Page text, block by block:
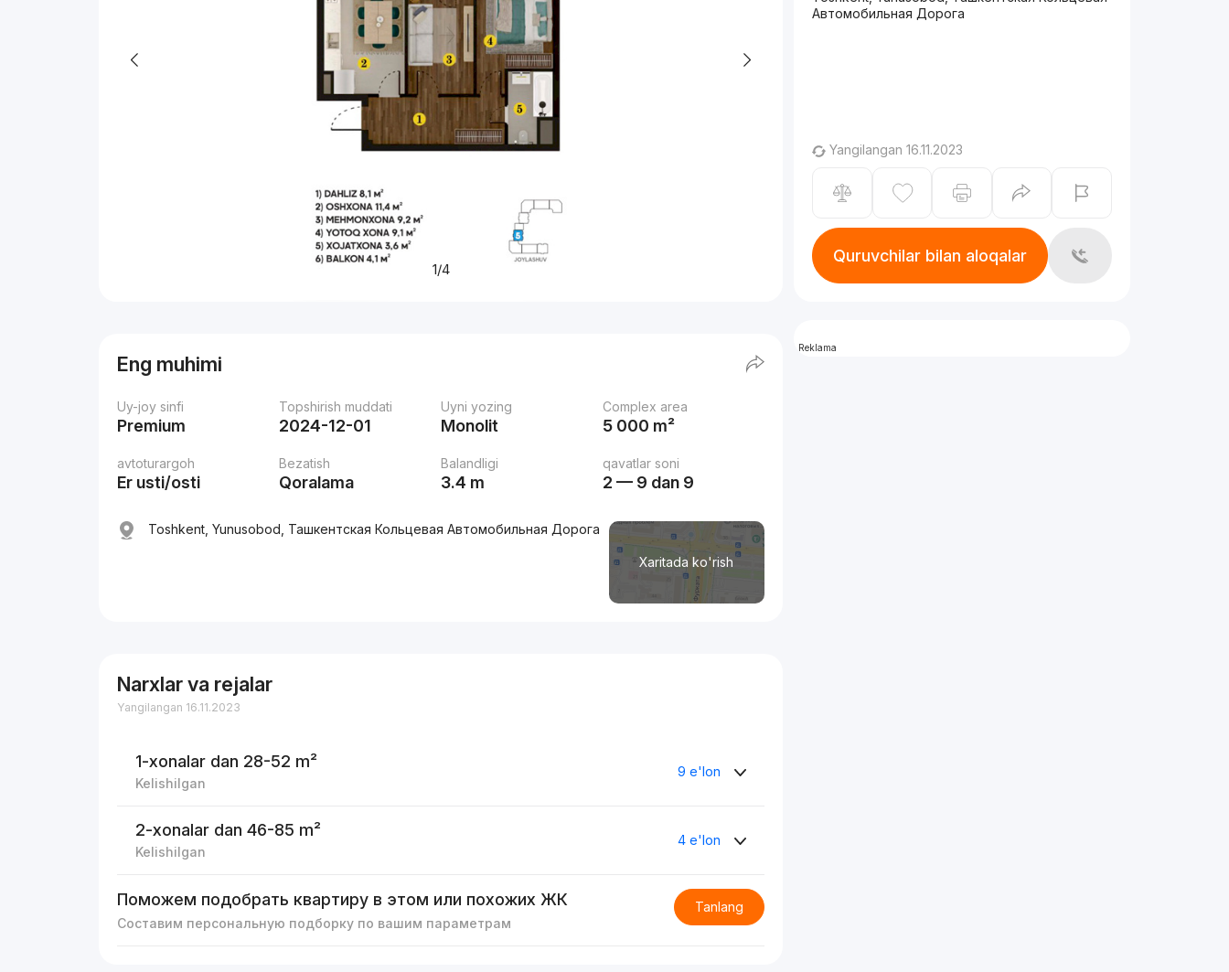
1/4
Eng muhimi
Uy-joy sinfi
Premium
Topshirish muddati
2024-12-01
Uyni yozing
Monolit
Complex area
5 000 m²
avtoturargoh
Er usti/osti
Bezatish
Qoralama
Balandligi
3.4 m
qavatlar soni
2 — 9 dan 9
Xaritada ko'rish
Toshkent, Yunusobod, Ташкентская Кольцевая Автомобильная Дорога
Narxlar va rejalar
Yangilangan 16.11.2023
1-xonalar dan 28-52 m²
Kelishilgan
9 e'lon
2-xonalar dan 46-85 m²
Kelishilgan
4 e'lon
Поможем подобрать квартиру в этом или похожих ЖК
Составим персональную подборку по вашим параметрам
Tanlang
Автомобильная Дорога
Yangilangan 16.11.2023
Quruvchilar bilan aloqalar
Reklama